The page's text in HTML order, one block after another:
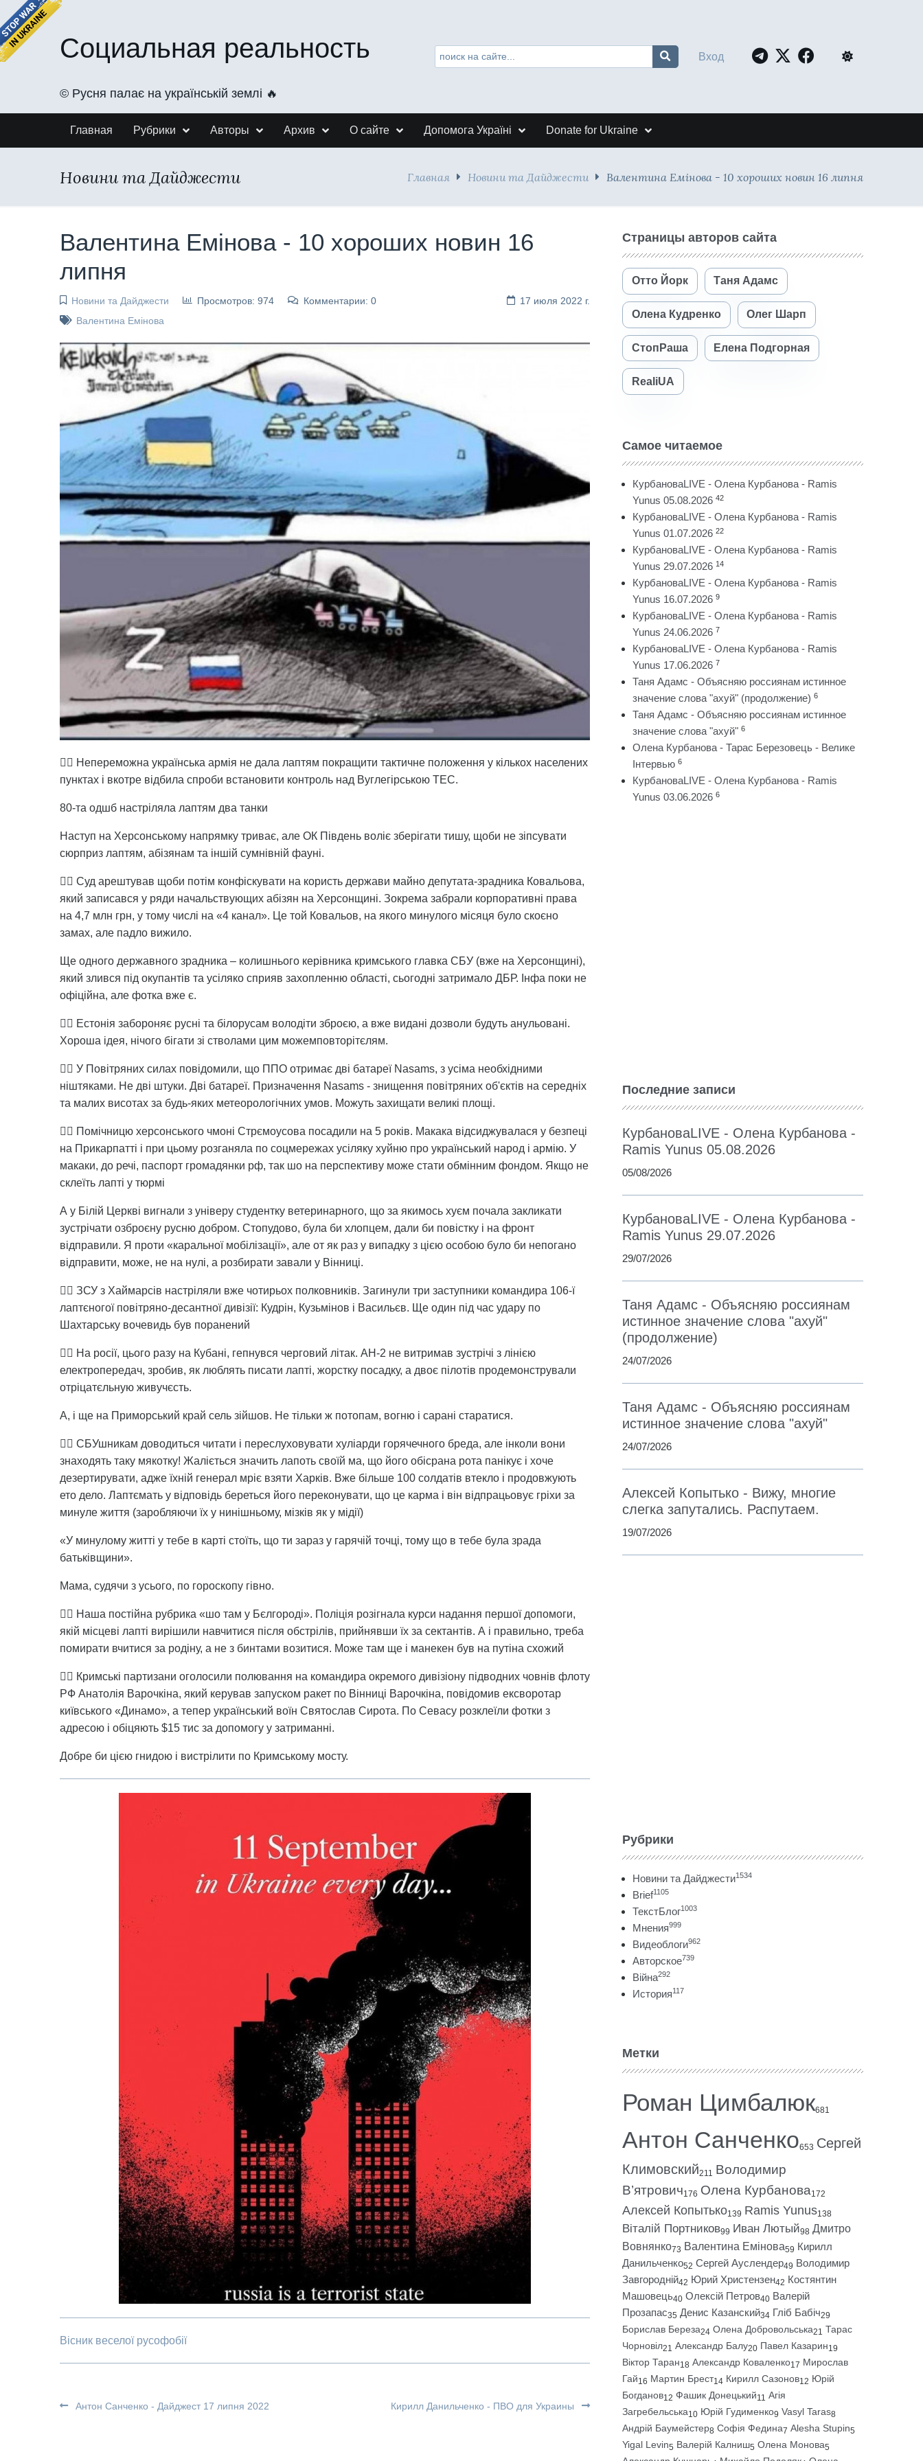
Социальная реальность
©️ Русня палає на українській землі 🔥
Вход
Главная Рубрики Авторы Архив О сайте Допомога Україні Donate for Ukraine
Новини та Дайджести Главная Новини та Дайджести Валентина Емінова - 10 хороших новин 16 липня
Валентина Емінова - 10 хороших новин 16
липня
Новини та Дайджести Просмотров: 974 Комментарии: 0
17 июля 2022 г.
Валентина Емінова
👉🏻 Непереможна українська армія не дала лаптям покращити тактичне положення у кількох населених
пунктах і вкотре відбила спроби встановити контроль над Вуглегірською ТЕС.
80-та одшб настріляла лаптям два танки
Наступ на Херсонському напрямку триває, але ОК Південь воліє зберігати тишу, щоби не зіпсувати
сюрприз лаптям, абізянам та іншій сумнівній фауні.
👉🏻 Суд арештував щоби потім конфіскувати на користь держави майно депутата-зрадника Ковальова,
який записався у ряди начальствующих абізян на Херсонщині. Зокрема забрали корпоративні права
на 4,7 млн грн, у тому числі на «4 канал». Це той Ковальов, на якого минулого місяця було скоєно
замах, але падло вижило.
Ще одного державного зрадника – колишнього керівника кримського главка СБУ (вже на Херсонщині),
який злився під окупантів та усіляко сприяв захопленню області, сьогодні затримало ДБР. Інфа поки не
офіційна, але фотка вже є.
👉🏻 Естонія забороняє русні та білорусам володіти зброєю, а вже видані дозволи будуть анульовані.
Хороша ідея, нічого бігати зі стволами цим можемповторітєлям.
👉🏻 У Повітряних силах повідомили, що ППО отримає дві батареї Nasams, з усіма необхідними
ніштяками. Не дві штуки. Дві батареї. Призначення Nasams - знищення повітряних об'єктів на середніх
та малих висотах за будь-яких метеорологічних умов. Можуть захищати великі площі.
👉🏻 Помічницю херсонського чмоні Стрємоусова посадили на 5 років. Макака відсиджувалася у безпеці
на Прикарпатті і при цьому розганяла по соцмережах усіляку хуйню про український народ і армію. У
макаки, до речі, паспорт громадянки рф, так шо на перспективу може стати обмінним фондом. Якщо не
склеїть лапті у тюрмі
А у Білій Церкві вигнали з універу студентку ветеринарного, що за якимось хуєм почала закликати
зустрічати озброєну русню добром. Стопудово, була би хлопцем, дали би повістку і на фронт
відправили. Я проти «каральної мобілізації», але от як раз у випадку з цією особою було би непогано
відправити, може, не на нулі, а розбирати завали у Вінниці.
👉🏻 ЗСУ з Хаймарсів настріляли вже чотирьох полковників. Загинули три заступники командира 106-ї
лаптєногої повітряно-десантної дивізії: Кудрін, Кузьмінов і Васильєв. Ще один під час удару по
Шахтарську вочевидь був поранений
👉🏻 На росії, цього разу на Кубані, гепнувся черговий літак. АН-2 не витримав зустрічі з лінією
електропередач, зробив, як люблять писати лапті, жорстку посадку, а двоє пілотів продемонстрували
отріцатєльную живучєсть.
А, і ще на Приморський край сель зійшов. Не тільки ж потопам, вогню і сарані старатися.
👉🏻 СБУшникам доводиться читати і переслуховувати хуліарди горячечного бреда, але інколи вони
знаходять таку мякотку! Жаліється значить лапоть своїй ма, що його обісрана рота панікує і хоче
дезертирувати, адже їхній генерал мріє взяти Харків. Вже більше 100 солдатів втекло і продовжують
ето дело. Лаптємать у відповідь береться його переконувати, що це карма і він відпрацьовує гріхи за
минуле життя (заробляючи їх у нинішньому, мізків як у мідії)
«У минулому житті у тебе в карті стоїть, що ти зараз у гарячій точці, тому що в тебе була зрада
батьківщини».
Мама, судячи з усього, по гороскопу гівно.
👉🏻 Наша постійна рубрика «шо там у Бєлгороді». Поліція розігнала курси надання першої допомоги,
якій місцеві лапті вирішили навчитися після обстрілів, прийнявши їх за сектантів. А і правильно, треба
помирати вчитися за родіну, а не з бинтами возитися. Може там ще і манекен був на путіна схожий
👉🏻 Кримські партизани оголосили полювання на командира окремого дивізіону підводних човнів флоту
РФ Анатолія Варочкіна, який керував запуском ракет по Вінниці Варочкіна, повідомив ексворотар
київського «Динамо», а тепер український воїн Святослав Сирота. По Севасу розклеїли фотки з
адресою і обіцяють $15 тис за допомогу у затриманні.
Добре би цією гнидою і вистрілити по Кримському мосту.
Вісник веселої русофобії
Антон Санченко - Дайджест 17 липня 2022 Кирилл Данильченко - ПВО для Украины
Страницы авторов сайта
Отто Йорк Таня Адамс
Олена Кудренко Олег Шарп
СтопРаша Елена Подгорная
RealiUA
Самое читаемое
КурбановаLIVE - Олена Курбанова - Ramis
Yunus 05.08.2026 42
КурбановаLIVE - Олена Курбанова - Ramis
Yunus 01.07.2026 22
КурбановаLIVE - Олена Курбанова - Ramis
Yunus 29.07.2026 14
КурбановаLIVE - Олена Курбанова - Ramis
Yunus 16.07.2026 9
КурбановаLIVE - Олена Курбанова - Ramis
Yunus 24.06.2026 7
КурбановаLIVE - Олена Курбанова - Ramis
Yunus 17.06.2026 7
Таня Адамс - Объясняю россиянам истинное
значение слова "ахуй" (продолжение) 6
Таня Адамс - Объясняю россиянам истинное
значение слова "ахуй" 6
Олена Курбанова - Тарас Березовець - Велике
Інтервью 6
КурбановаLIVE - Олена Курбанова - Ramis
Yunus 03.06.2026 6
Последние записи
КурбановаLIVE - Олена Курбанова -
Ramis Yunus 05.08.2026
05/08/2026
КурбановаLIVE - Олена Курбанова -
Ramis Yunus 29.07.2026
29/07/2026
Таня Адамс - Объясняю россиянам
истинное значение слова "ахуй"
(продолжение)
24/07/2026
Таня Адамс - Объясняю россиянам
истинное значение слова "ахуй"
24/07/2026
Алексей Копытько - Вижу, многие
слегка запутались. Распутаем.
19/07/2026
Рубрики
Новини та Дайджести1534
Brief1105
ТекстБлог1003
Мнения999
Видеоблоги962
Авторское739
Війна292
История117
Метки
Роман Цимбалюк681
Антон Санченко653 Сергей
Климовский211 Володимир
В’ятрович176 Олена Курбанова172
Алексей Копытько139 Ramis Yunus138
Віталій Портников99 Иван Лютый98 Дмитро
Вовнянко73 Валентина Емінова59 Кирилл
Данильченко52 Сергей Ауслендер49 Володимир
Завгородній42 Юрий Христензен42 Костянтин
Машовець40 Олексій Петров40 Валерій
Прозапас35 Денис Казанский34 Гліб Бабіч29
Борислав Береза24 Олена Добровольська21 Тарас
Чорновіл21 Александр Балу20 Павел Казарин19
Віктор Таран18 Александр Коваленко17 Мирослав
Гай16 Мартин Брест14 Кирилл Сазонов12 Юрій
Богданов12 Фашик Донецький11 Агія
Загребельська10 Юрій Гудименко9 Vasyl Taras8
Андрій Баумейстер8 Софія Федина7 Alesha Stupin5
Yigal Levin5 Валерій Калниш5 Олена Монова5